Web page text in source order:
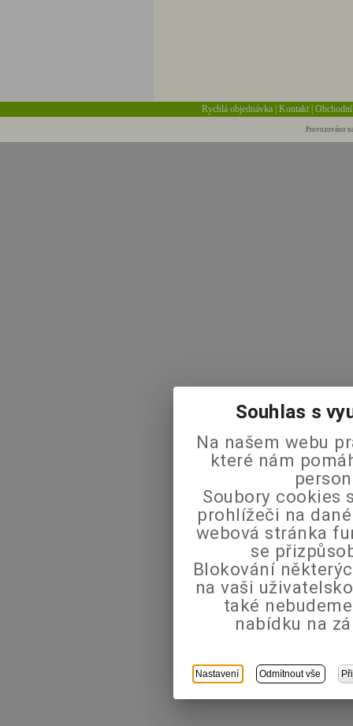
Rychlá objednávka |Kontakt |
Provozováno
Souhlas s
Na našem webu
které nám
Soubory cookies
prohlížeči na
webová stránka
se
Blokování
na vaši
také
nabídku na
Nastavení Odmítnout vše